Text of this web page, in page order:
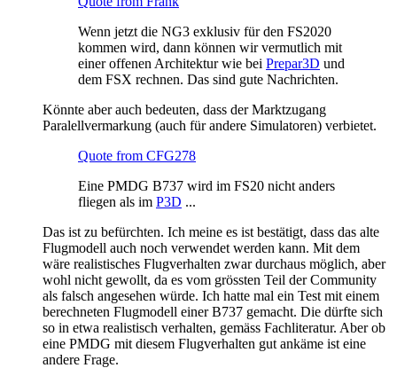
Wenn jetzt die NG3 exklusiv für den FS2020
kommen wird, dann können wir vermutlich mit
einer offenen Architektur wie bei Prepar3D und
dem FSX rechnen. Das sind gute Nachrichten.
Könnte aber auch bedeuten, dass der Marktzugang
Paralellvermarkung (auch für andere Simulatoren) verbietet.
Quote from CFG278
Eine PMDG B737 wird im FS20 nicht anders
fliegen als im P3D ...
Das ist zu befürchten. Ich meine es ist bestätigt, dass das alte
Flugmodell auch noch verwendet werden kann. Mit dem
wäre realistisches Flugverhalten zwar durchaus möglich, aber
wohl nicht gewollt, da es vom grössten Teil der Community
als falsch angesehen würde. Ich hatte mal ein Test mit einem
berechneten Flugmodell einer B737 gemacht. Die dürfte sich
so in etwa realistisch verhalten, gemäss Fachliteratur. Aber ob
eine PMDG mit diesem Flugverhalten gut ankäme ist eine
andere Frage.